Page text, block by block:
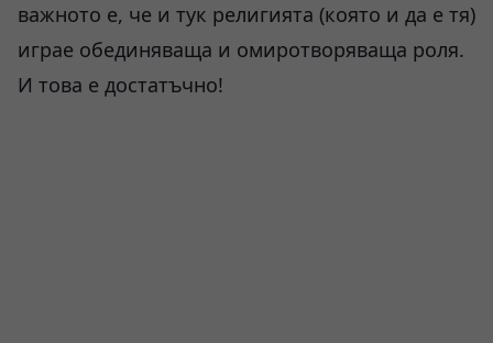
важното е, че и тук религията (която и да е тя)
играе обединяваща и омиротворяваща роля.
И това е достатъчно!